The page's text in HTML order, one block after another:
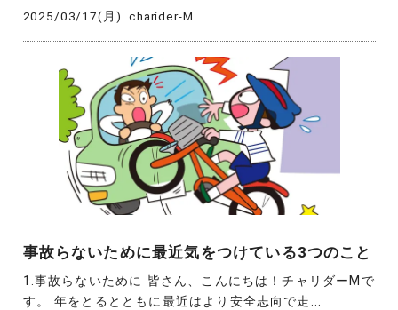
2025/03/17(月) charider-M
事故らないために最近気をつけている3つのこと
1.事故らないために 皆さん、こんにちは！チャリダーMで
す。 年をとるとともに最近はより安全志向で走...